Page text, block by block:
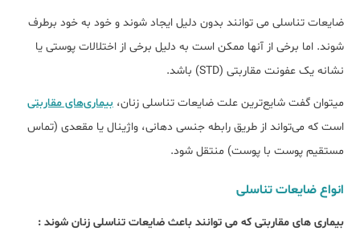
ضایعات تناسلی می توانند بدون دلیل ایجاد شوند و خود به خود برطرف
شوند. اما برخی از آنها ممکن است به دلیل برخی از اختلالات پوستی یا
نشانه یک عفونت مقاربتی (STD) باشد.
میتوان گفت شایع‌ترین علت ضایعات تناسلی زنان، بیماری‌های مقاربتی
است که می‌تواند از طریق رابطه جنسی دهانی، واژینال یا مقعدی (تماس
مستقیم پوست با پوست) منتقل شود.
انواع ضایعات تناسلی
بیماری های مقاربتی که می توانند باعث ضایعات تناسلی زنان شوند :